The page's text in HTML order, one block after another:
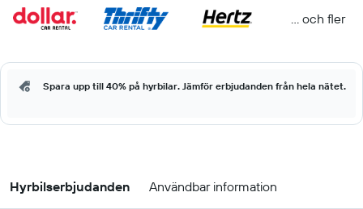
... och fler
Spara upp till 40% på hyrbilar. Jämför erbjudanden från hela nätet.
Hyrbilserbjudanden Användbar information